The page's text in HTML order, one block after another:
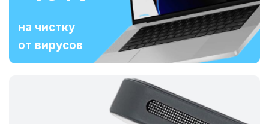
на чистку
от вирусов